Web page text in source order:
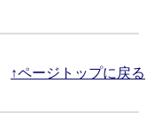
↑ページトップに戻る